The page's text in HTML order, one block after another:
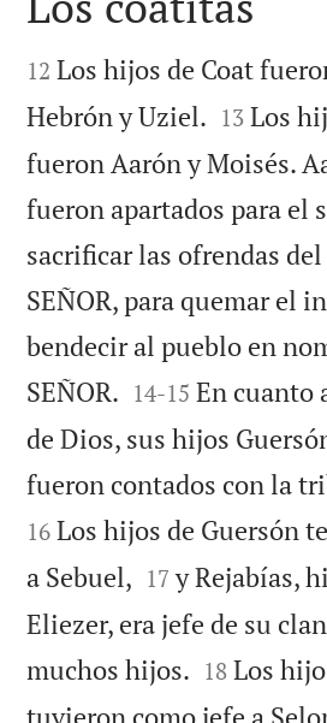


12 Los hijos de Coat
Hebrón y Uziel. 

13 Los
fueron Aarón y Moisés.
fueron apartados para el
sacrificar las ofrendas
SEÑOR, para quemar el
bendecir al pueblo en
SEÑOR. 

14-15 En cuanto
de Dios, sus hijos
fueron contados con la
16 Los hijos de Guersón
a Sebuel, 

17 y Rejabías,
Eliezer, era jefe de su
muchos hijos. 

18 Los